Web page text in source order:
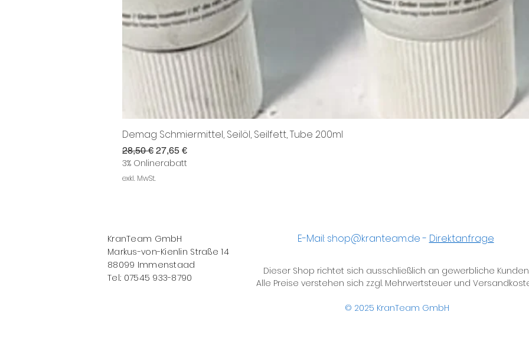
Demag Schmiermittel, Seilöl, Seilfett, Tube 200ml
Standardpreis
28,50 € Sale-Preis
27,65 €
3% Onlinerabatt
exkl. MwSt.
KranTeam GmbH
Markus-von-Kienlin Straße 14
88099 Immenstaad
Tel.: 07545 933-8790
E-Mail: shop@kranteam.de- Direktanfrage
Dieser Shop richtet sich ausschließlich an gewerbliche
Alle Preise verstehen sich zzgl. Mehrwertsteuer und
© 2025 KranTeam GmbH